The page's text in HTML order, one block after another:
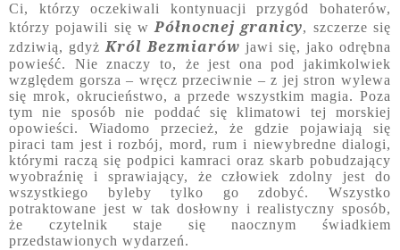
Ci, którzy oczekiwali kontynuacji przygód bohaterów,
którzy pojawili się wPółnocnej granicy, szczerze się
zdziwią, gdyż Król Bezmiarów jawi się, jako odrębna
powieść. Nie znaczy to, że jest ona pod jakimkolwiek
względem gorsza – wręcz przeciwnie – z jej stron wylewa
się mrok, okrucieństwo, a przede wszystkim magia. Poza
tym nie sposób nie poddać się klimatowi tej morskiej
opowieści. Wiadomo przecież, że gdzie pojawiają się
piraci tam jest i rozbój, mord, rum i niewybredne dialogi,
którymi raczą się podpici kamraci oraz skarb pobudzający
wyobraźnię i sprawiający, że człowiek zdolny jest do
wszystkiego byleby tylko go zdobyć. Wszystko
potraktowane jest w tak dosłowny i realistyczny sposób,
że czytelnik staje się naocznym świadkiem
przedstawionych wydarzeń.